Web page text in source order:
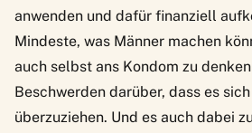
anwenden und dafür finanziell
Mindeste, was Männer machen
auch selbst ans Kondom zu
Beschwerden darüber, dass es
überzuziehen. Und es auch dabei